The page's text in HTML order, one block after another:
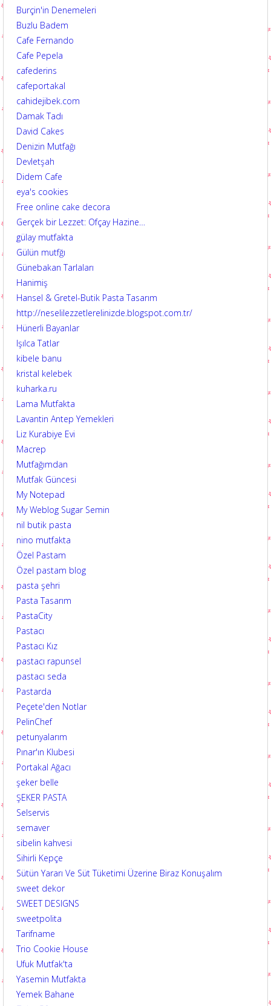
Burçin'in Denemeleri
Buzlu Badem
Cafe Fernando
Cafe Pepela
cafederins
cafeportakal
cahidejibek.com
Damak Tadı
David Cakes
Denizin Mutfağı
Devletşah
Didem Cafe
eya's cookies
Free online cake decora
Gerçek bir Lezzet: Ofçay Hazine…
gülay mutfakta
Gülün mutfğı
Günebakan Tarlaları
Hanimiş
Hansel & Gretel-Butik Pasta Tasarım
http://neselilezzetlerelinizde.blogspot.com.tr/
Hünerli Bayanlar
Işılca Tatlar
kibele banu
kristal kelebek
kuharka.ru
Lama Mutfakta
Lavantin Antep Yemekleri
Liz Kurabiye Evi
Macrep
Mutfağımdan
Mutfak Güncesi
My Notepad
My Weblog Sugar Semin
nil butik pasta
nino mutfakta
Özel Pastam
Özel pastam blog
pasta şehri
Pasta Tasarım
PastaCity
Pastacı
Pastacı Kız
pastacı rapunsel
pastacı seda
Pastarda
Peçete'den Notlar
PelinChef
petunyalarım
Pınar'ın Klubesi
Portakal Ağacı
şeker belle
ŞEKER PASTA
Selservis
semaver
sibelin kahvesi
Sihirli Kepçe
Sütün Yararı Ve Süt Tüketimi Üzerine Biraz Konuşalım
sweet dekor
SWEET DESIGNS
sweetpolita
Tarifname
Trio Cookie House
Ufuk Mutfak'ta
Yasemin Mutfakta
Yemek Bahane